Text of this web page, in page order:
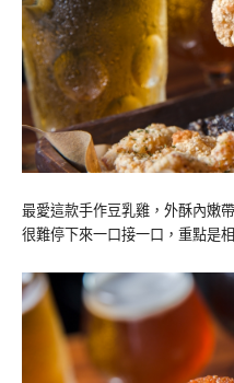
最愛這款手作豆乳雞，外酥內嫩
很難停下來一口接一口，重點是